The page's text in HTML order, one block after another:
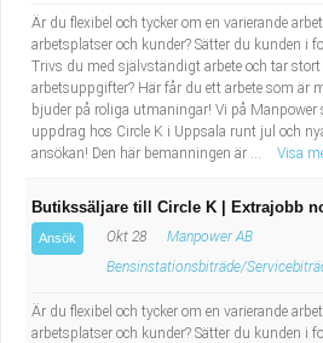
Är du flexibel och tycker om en varierande
arbetsplatser och kunder? Sätter du kunden i
Trivs du med självständigt arbete och tar
arbetsuppgifter? Här får du ett arbete som är
bjuder på roliga utmaningar! Vi på
uppdrag hos Circle K i Uppsala runt jul och
ansökan! Den här bemanningen är ...
Visa
Butikssäljare till Circle K | Extrajobb
Ansök Okt 28
Manpower AB
Bensinstationsbiträde/
Är du flexibel och tycker om en varierande
arbetsplatser och kunder? Sätter du kunden i